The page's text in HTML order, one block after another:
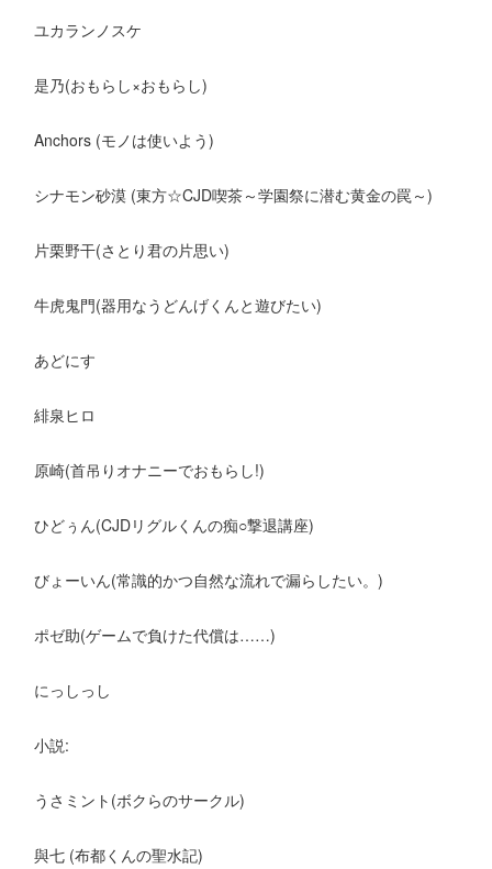
ユカランノスケ
是乃(おもらし×おもらし)
Anchors (モノは使いよう)
シナモン砂漠 (東方☆CJD喫茶～学園祭に潜む黄金の罠～)
片栗野干(さとり君の片思い)
牛虎鬼門(器用なうどんげくんと遊びたい)
あどにす
緋泉ヒロ
原崎(首吊りオナニーでおもらし!)
ひどぅん(CJDリグルくんの痴○撃退講座)
びょーいん(常識的かつ自然な流れで漏らしたい。)
ポゼ助(ゲームで負けた代償は……)
にっしっし
小説:
うさミント(ボクらのサークル)
與七 (布都くんの聖水記)